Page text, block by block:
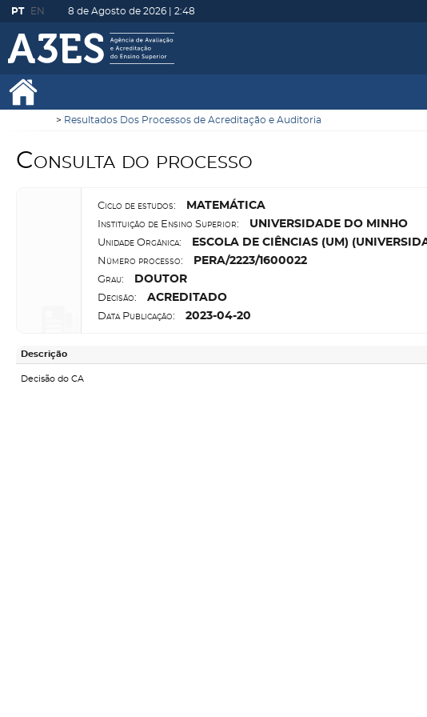
PT EN 8 de Agosto de 2026 | 2:48
Resultados Dos Processos de Acreditação e Auditoria
Consulta do processo
Ciclo de estudos: M ATEMÁTICA
Instituição de Ensino Superior: U NIVERSIDADE DO MINHO
Unidade Orgânica: ESCOLA DE CIÊNCIAS (UM)
Número processo: P ERA/2223/1600022
Grau: DOUTOR
Decisão: ACREDITADO
Data Publicação: 2023-04-20
Descrição
Decisão do CA